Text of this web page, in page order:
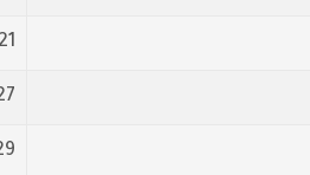
21 تشرين1/أكتوير 2018
27 آب/
29 نيسان/